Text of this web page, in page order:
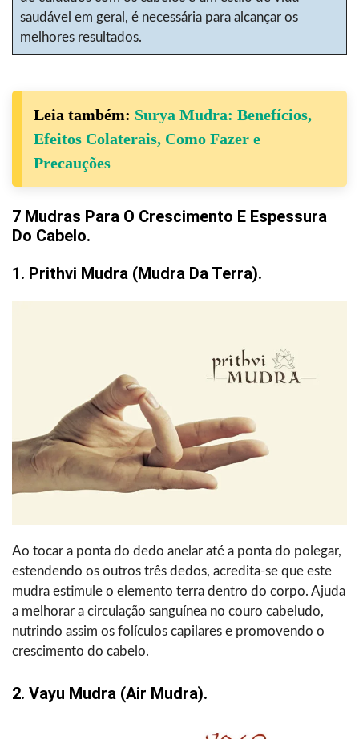
saudável em geral, é necessária para alcançar os
melhores resultados.
Leia também: Surya Mudra: Benefícios,
Efeitos Colaterais, Como Fazer e
Precauções
7 Mudras Para O Crescimento E Espessura
Do Cabelo.
1. Prithvi Mudra (mudra Da Terra).
Ao tocar a ponta do dedo anelar até a ponta do polegar,
estendendo os outros três dedos, acredita-se que este
mudra estimule o elemento terra dentro do corpo. Ajuda
a melhorar a circulação sanguínea no couro cabeludo,
nutrindo assim os folículos capilares e promovendo o
crescimento do cabelo.
2. Vayu Mudra (air Mudra).